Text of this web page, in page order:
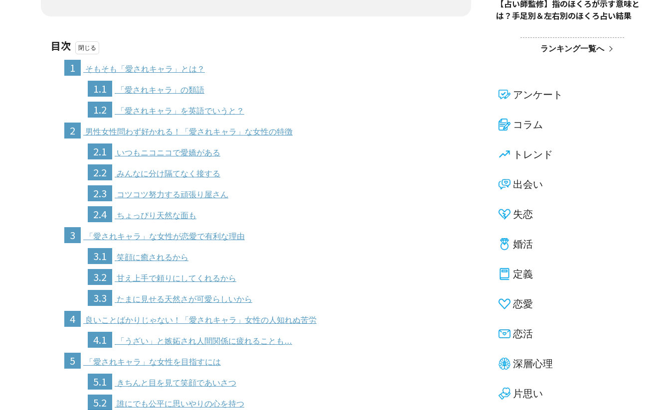
目次
1
そもそも「愛されキャラ」とは？
1.1 「愛されキャラ」の類語
1.2 「愛されキャラ」を英語でいうと？
2 男性女性問わず好かれる！「愛されキャラ」な女性の特徴
2.1 いつもニコニコで愛嬌がある
2.2 みんなに分け隔てなく接する
2.3 コツコツ努力する頑張り屋さん
2.4 ちょっぴり天然な面も
3 「愛されキャラ」な女性が恋愛で有利な理由
3.1 笑顔に癒されるから
3.2 甘え上手で頼りにしてくれるから
3.3 たまに見せる天然さが可愛らしいから
4 良いことばかりじゃない！「愛されキャラ」女性の人知れぬ苦労
4.1 「うざい」と嫉妬され人間関係に疲れることも…
5 「愛されキャラ」な女性を目指すには
5.1 きちんと目を見て笑顔であいさつ
5.2 誰にでも公平に思いやりの心を持つ
【占い師監修】指のほくろが示す意味と
は？手足別＆左右別のほくろ占い結果
ランキング一覧へ
アンケート
コラム
トレンド
出会い
失恋
婚活
定義
恋愛
恋活
深層心理
片思い